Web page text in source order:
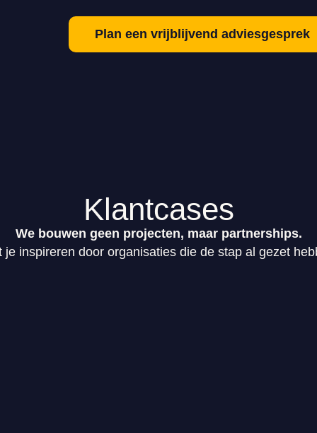
Plan een vrijblijvend adviesgesprek
Klantcases
We bouwen geen projecten, maar partnerships.
je inspireren door organisaties die de stap al gezet